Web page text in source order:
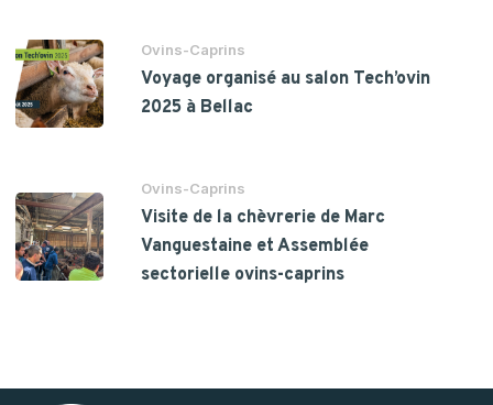
Ovins-Caprins
Voyage organisé au salon Tech’ovin
2025 à Bellac
Ovins-Caprins
Visite de la chèvrerie de Marc
Vanguestaine et Assemblée
sectorielle ovins-caprins